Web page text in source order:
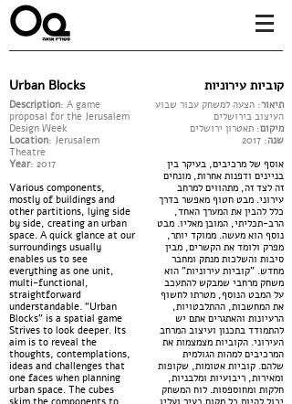
קוביות עירוניות
תיאור: הצעה למשחק עבור שבוע
העיצוב בירושלים
מיקום: תאטרון ירושלים
שנה: 2017
אוסף של מרכיבים, בעיקר בין
בניינים ודפנות אחרות, מונחים
זה לצד זה, מתהווים למרחב
עירוני. מבט חטוף מאפשר בדרך
כלל להבין את המערך האחד,
הרב-תכליתי, המובן מאליו. מבט
נוסף הוא מעשה. ממוקד יותר,
מפרק ולומד את הקשרים, מבין
סיבות והשלכות מנתק ומחבר
מחדש. "קוביות עירוניות" הוא
משחק מרחבי שמבקש להתעכב
על המבט הנוסף, מטרתו לחשוף
את המחשבות, ההתלבטויות,
הרעיונות והאתגרים אתם יש
להתמודד בתכנון ועיצוב המרחב
העירוני. הקוביות מצמצמות את
המרכיבים למהות הגולמית
שלהם. קוביות אטומות, שקופות
ומאירות, ריבועיות ומלבניות,
חלקות ומחוספסות. לוח המשחק
Urban Blocks
Description: A game
proposal for the Jerusalem
Design Week
Location: Jerusalem
Theatre
Year: 2017
Various components,
mostly of buildings and
other partitions, lying side
by side, creating an urban
space. A quick glance at our
surroundings usually
enables us to see
everything as one unit,
multi-functional,
straightforward
understandable. “Urban
Blocks” is a spatial game
Strives to look deeper. Its
aim is to reveal the
thoughts, contemplations,
ideas and challenges that
one faces when planning
urban space. The cubes